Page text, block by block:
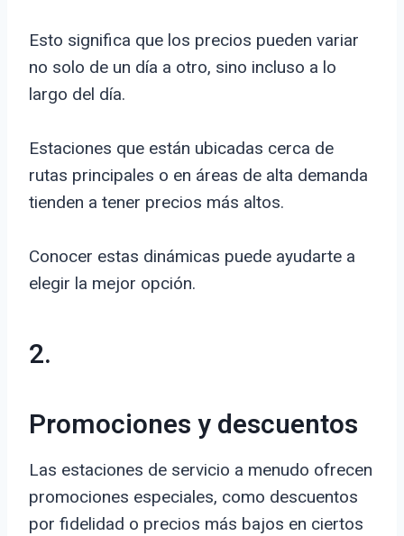
Esto significa que los precios pueden variar
no solo de un día a otro, sino incluso a lo
largo del día.
Estaciones que están ubicadas cerca de
rutas principales o en áreas de alta demanda
tienden a tener precios más altos.
Conocer estas dinámicas puede ayudarte a
elegir la mejor opción.
2.
Promociones y descuentos
Las estaciones de servicio a menudo ofrecen
promociones especiales, como descuentos
por fidelidad o precios más bajos en ciertos